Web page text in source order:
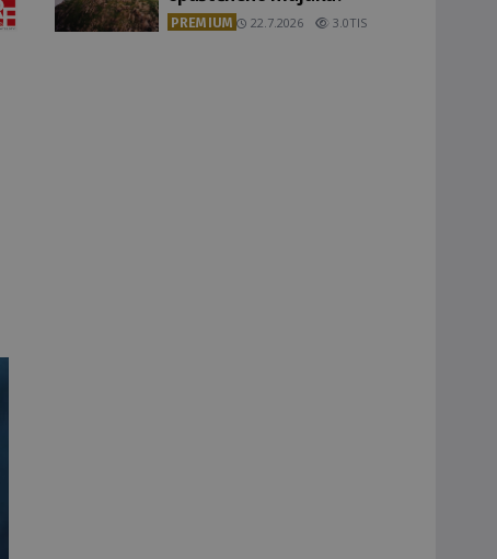
PREMIUM 22.7.2026 3.0TIS